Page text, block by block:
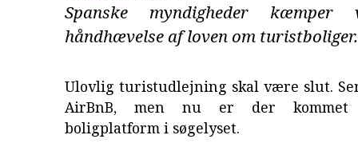
Spanske myndigheder
håndhævelse af loven om turistboliger.
Ulovlig turistudlejning skal være slut.
AirBnB, men nu er der
boligplatform i søgelyset.